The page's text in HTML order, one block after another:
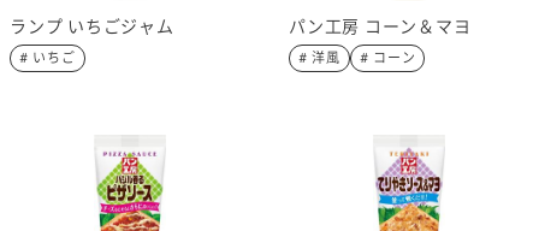
ランプ いちごジャム
# いちご
パン工房 コーン＆マヨ
# 洋風 # コーン